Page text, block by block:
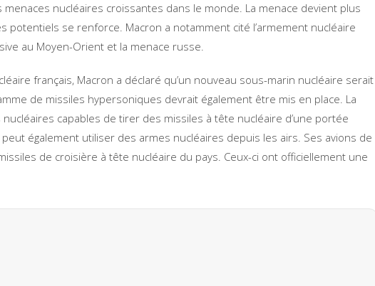
nucléaires croissantes dans le monde. La menace devient plus
potentiels se renforce. Macron a notamment cité l’armement nucléaire
au Moyen-Orient et la menace russe.
français, Macron a déclaré qu’un nouveau sous-marin nucléaire serait
de missiles hypersoniques devrait également être mis en place. La
capables de tirer des missiles à tête nucléaire d’une portée
également utiliser des armes nucléaires depuis les airs. Ses avions de
de croisière à tête nucléaire du pays. Ceux-ci ont officiellement une